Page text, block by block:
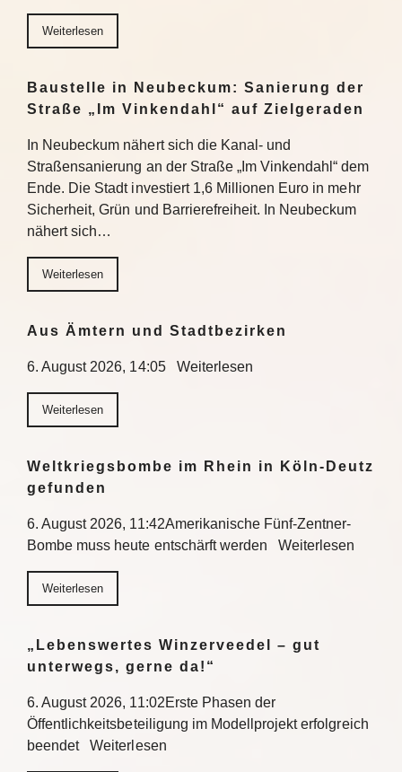
Weiterlesen
Baustelle in Neubeckum: Sanierung der
Straße „Im Vinkendahl“ auf Zielgeraden
In Neubeckum nähert sich die Kanal- und
Straßensanierung an der Straße „Im Vinkendahl“ dem
Ende. Die Stadt investiert 1,6 Millionen Euro in mehr
Sicherheit, Grün und Barrierefreiheit. In Neubeckum
nähert sich…
Weiterlesen
Aus Ämtern und Stadtbezirken
6. August 2026, 14:05 Weiterlesen
Weiterlesen
Weltkriegsbombe im Rhein in Köln-Deutz
gefunden
6. August 2026, 11:42Amerikanische Fünf-Zentner-
Bombe muss heute entschärft werden Weiterlesen
Weiterlesen
„Lebenswertes Winzerveedel – gut
unterwegs, gerne da!“
6. August 2026, 11:02Erste Phasen der
Öffentlichkeitsbeteiligung im Modellprojekt erfolgreich
beendet Weiterlesen